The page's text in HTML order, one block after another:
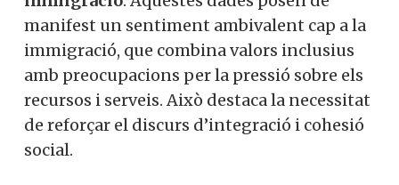
manifest un sentiment ambivalent cap a la
immigració, que combina valors inclusius
amb preocupacions per la pressió sobre els
recursos i serveis. Això destaca la necessitat
de reforçar el discurs d’integració i cohesió
social.